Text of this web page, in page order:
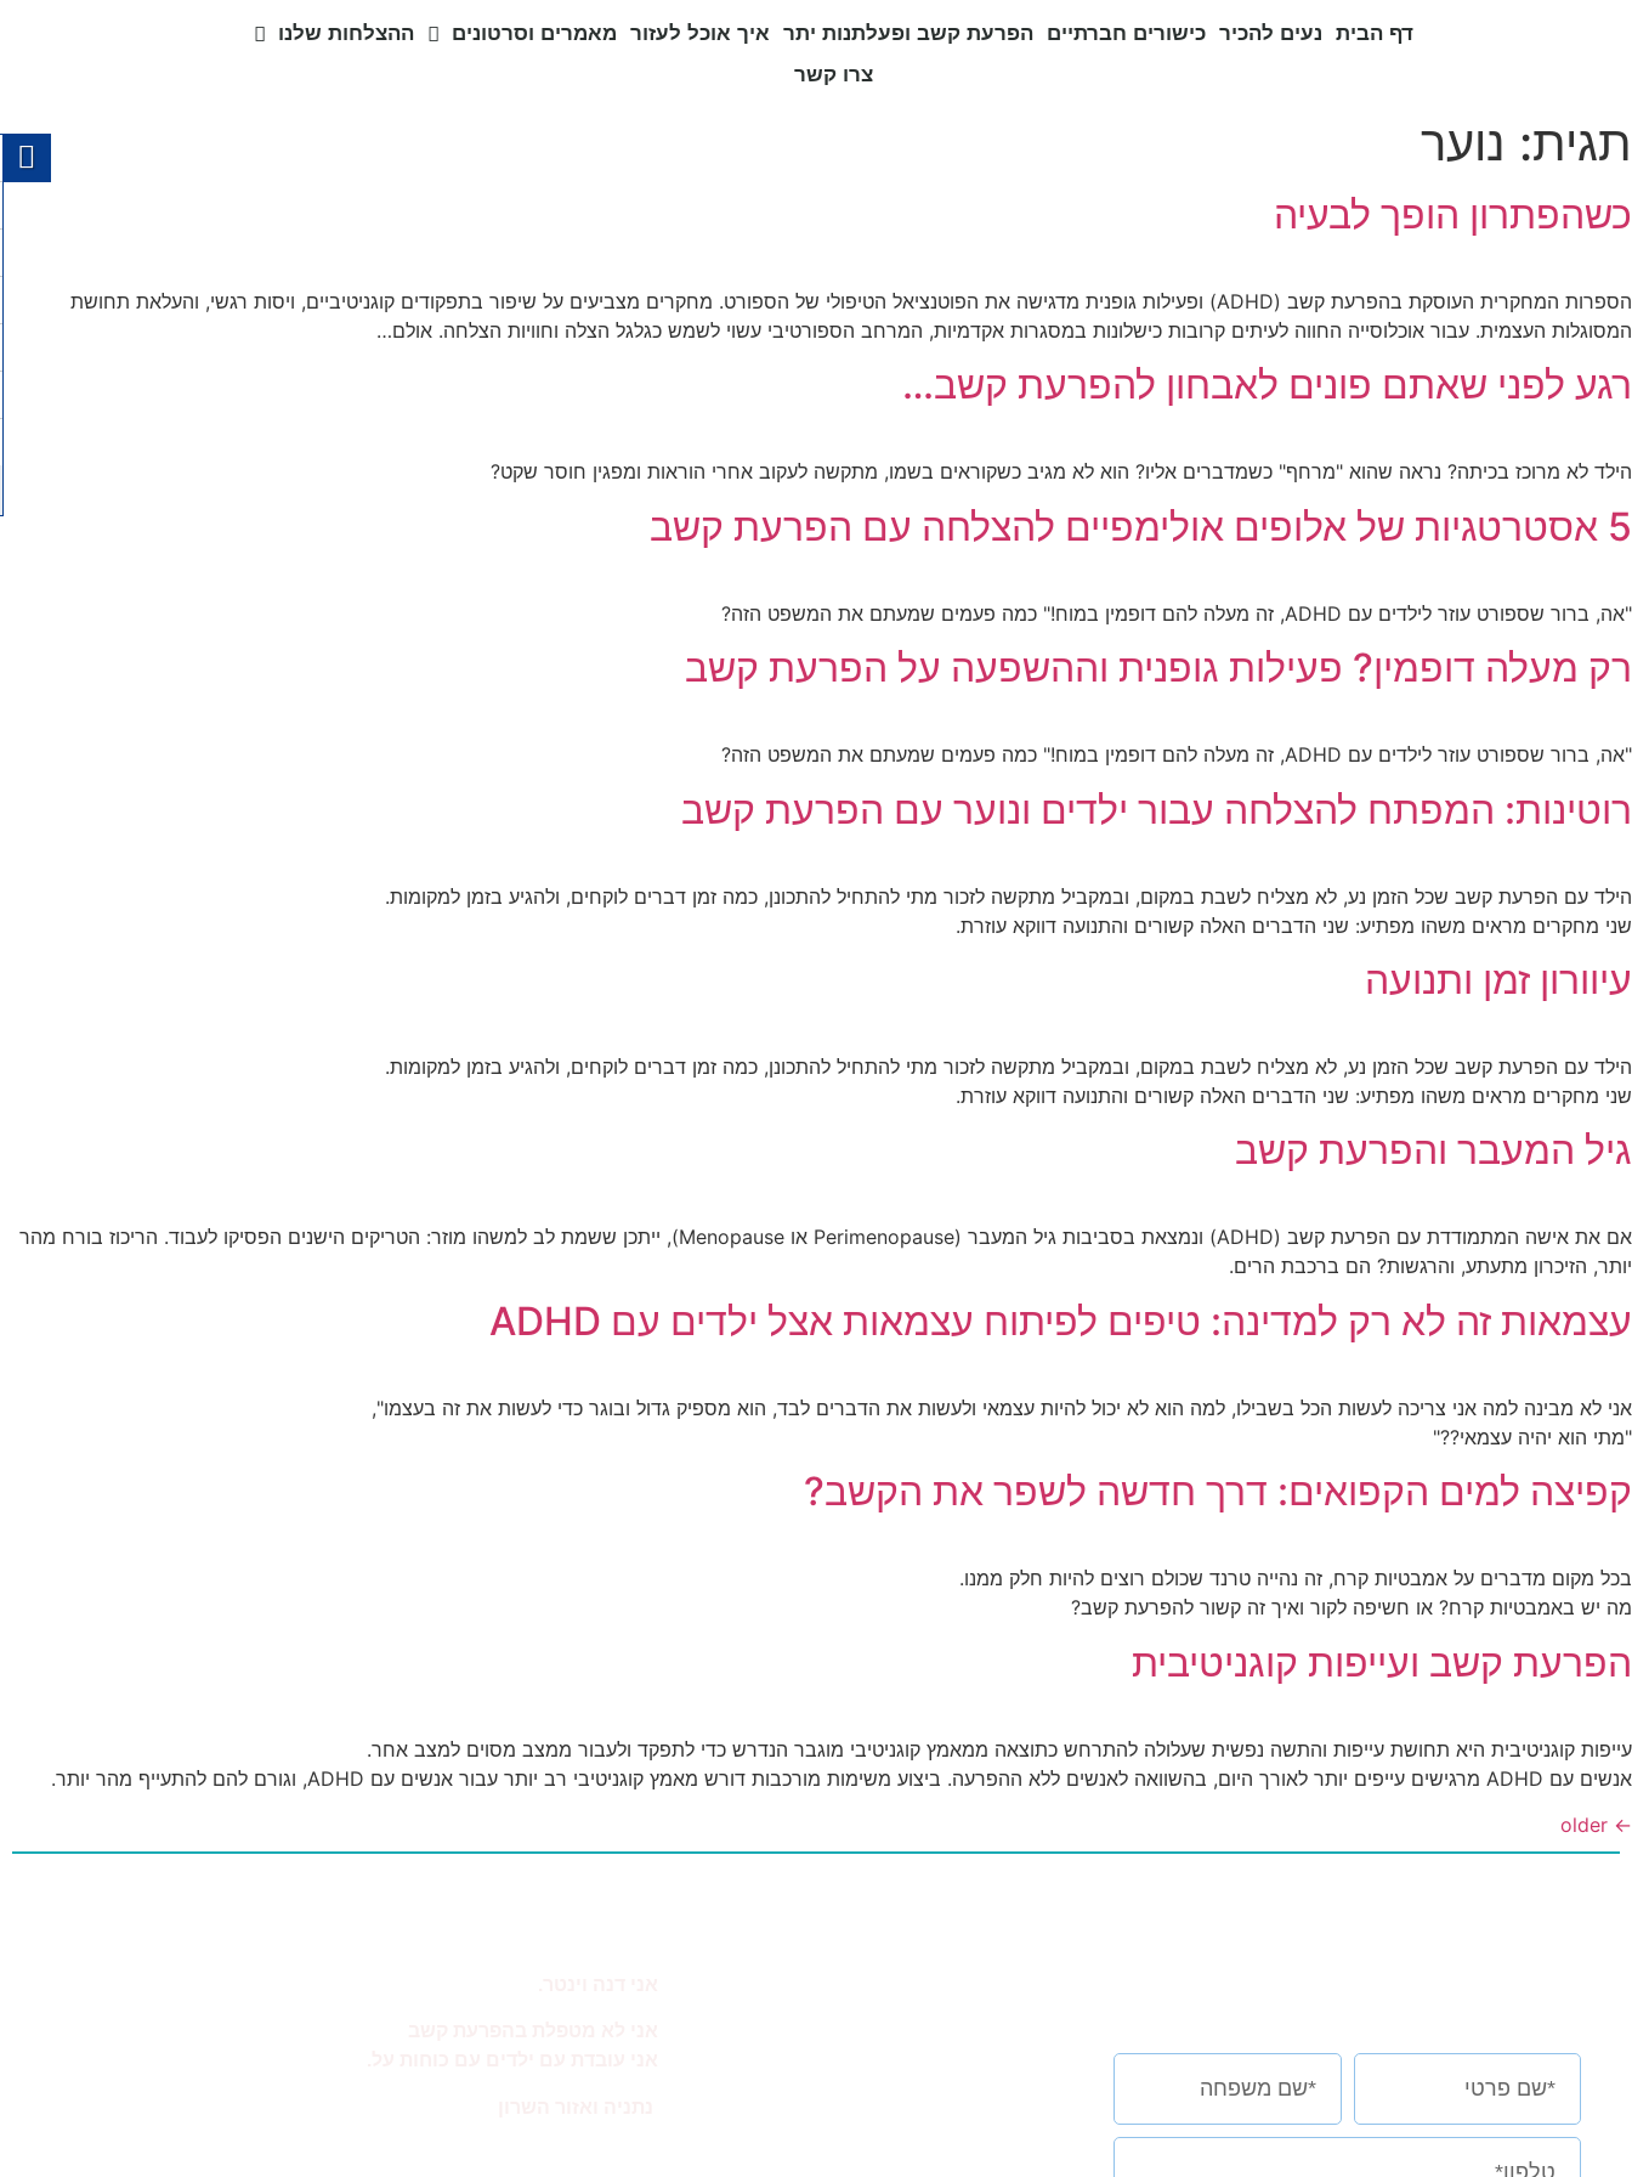
דף הבית נעים להכיר כישורים חברתיים הפרעת קשב ופעלתנות יתר איך אוכל לעזור מאמרים וסרטונים
ההצלחות שלנו
צרו קשר
תגית: נוער
כשהפתרון הופך לבעיה
הספרות המחקרית העוסקת בהפרעת קשב (ADHD) ופעילות גופנית מדגישה את הפוטנציאל הטיפולי של הספורט. מחקרים מצביעים על שיפור בתפקודים קוגניטיביים, ויסות רגשי, והעלאת תחושת
המסוגלות העצמית. עבור אוכלוסייה החווה לעיתים קרובות כישלונות במסגרות אקדמיות, המרחב הספורטיבי עשוי לשמש כגלגל הצלה וחוויות הצלחה. אולם…
רגע לפני שאתם פונים לאבחון להפרעת קשב…
הילד לא מרוכז בכיתה? נראה שהוא "מרחף" כשמדברים אליו? הוא לא מגיב כשקוראים בשמו, מתקשה לעקוב אחרי הוראות ומפגין חוסר שקט?
5 אסטרטגיות של אלופים אולימפיים להצלחה עם הפרעת קשב
"אה, ברור שספורט עוזר לילדים עם ADHD, זה מעלה להם דופמין במוח!" כמה פעמים שמעתם את המשפט הזה?
רק מעלה דופמין? פעילות גופנית וההשפעה על הפרעת קשב
"אה, ברור שספורט עוזר לילדים עם ADHD, זה מעלה להם דופמין במוח!" כמה פעמים שמעתם את המשפט הזה?
רוטינות: המפתח להצלחה עבור ילדים ונוער עם הפרעת קשב
הילד עם הפרעת קשב שכל הזמן נע, לא מצליח לשבת במקום, ובמקביל מתקשה לזכור מתי להתחיל להתכונן, כמה זמן דברים לוקחים, ולהגיע בזמן למקומות.
שני מחקרים מראים משהו מפתיע: שני הדברים האלה קשורים והתנועה דווקא עוזרת.
עיוורון זמן ותנועה
הילד עם הפרעת קשב שכל הזמן נע, לא מצליח לשבת במקום, ובמקביל מתקשה לזכור מתי להתחיל להתכונן, כמה זמן דברים לוקחים, ולהגיע בזמן למקומות.
שני מחקרים מראים משהו מפתיע: שני הדברים האלה קשורים והתנועה דווקא עוזרת.
גיל המעבר והפרעת קשב
אם את אישה המתמודדת עם הפרעת קשב (ADHD) ונמצאת בסביבות גיל המעבר (Perimenopause או Menopause), ייתכן ששמת לב למשהו מוזר: הטריקים הישנים הפסיקו לעבוד. הריכוז בורח מהר
יותר, הזיכרון מתעתע, והרגשות? הם ברכבת הרים.
עצמאות זה לא רק למדינה: טיפים לפיתוח עצמאות אצל ילדים עם ADHD
אני לא מבינה למה אני צריכה לעשות הכל בשבילו, למה הוא לא יכול להיות עצמאי ולעשות את הדברים לבד, הוא מספיק גדול ובוגר כדי לעשות את זה בעצמו",
"מתי הוא יהיה עצמאי??"
קפיצה למים הקפואים: דרך חדשה לשפר את הקשב?
בכל מקום מדברים על אמבטיות קרח, זה נהייה טרנד שכולם רוצים להיות חלק ממנו.
מה יש באמבטיות קרח? או חשיפה לקור ואיך זה קשור להפרעת קשב?
הפרעת קשב ועייפות קוגניטיבית
עייפות קוגניטיבית היא תחושת עייפות והתשה נפשית שעלולה להתרחש כתוצאה ממאמץ קוגניטיבי מוגבר הנדרש כדי לתפקד ולעבור ממצב מסוים למצב אחר.
אנשים עם ADHD מרגישים עייפים יותר לאורך היום, בהשוואה לאנשים ללא ההפרעה. ביצוע משימות מורכבות דורש מאמץ קוגניטיבי רב יותר עבור אנשים עם ADHD, וגורם להם להתעייף מהר יותר.
←